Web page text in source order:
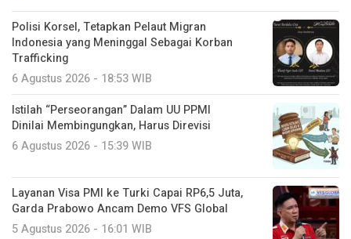
Polisi Korsel, Tetapkan Pelaut Migran
Indonesia yang Meninggal Sebagai Korban
Trafficking
6 Agustus 2026 - 18:53 WIB
Istilah “Perseorangan” Dalam UU PPMI
Dinilai Membingungkan, Harus Direvisi
6 Agustus 2026 - 15:39 WIB
Layanan Visa PMI ke Turki Capai RP6,5 Juta,
Garda Prabowo Ancam Demo VFS Global
5 Agustus 2026 - 16:01 WIB